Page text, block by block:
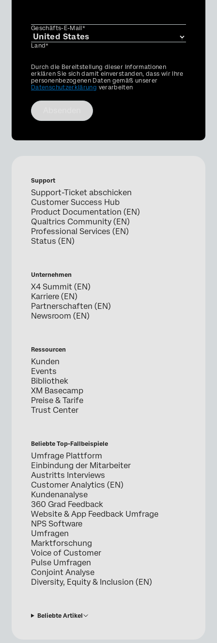
Geschäfts-E-Mail*
Land*
Privacy
Optin
Durch die Bereitstellung dieser Informationen
erklären Sie sich damit einverstanden, dass wir Ihre
personenbezogenen Daten gemäß unserer
Datenschutzerklärung verarbeiten
Support
Support-Ticket abschicken
Customer Success Hub
Product Documentation (EN)
Qualtrics Community (EN)
Professional Services (EN)
Status (EN)
Unternehmen
X4 Summit (EN)
Karriere (EN)
Partnerschaften (EN)
Newsroom (EN)
Ressourcen
Kunden
Events
Bibliothek
XM Basecamp
Preise & Tarife
Trust Center
Beliebte Top-Fallbeispiele
Umfrage Plattform
Einbindung der Mitarbeiter
Austritts Interviews
Customer Analytics (EN)
Kundenanalyse
360 Grad Feedback
Website & App Feedback Umfrage
NPS Software
Umfragen
Marktforschung
Voice of Customer
Pulse Umfragen
Conjoint Analyse
Diversity, Equity & Inclusion (EN)
Beliebte Artikel